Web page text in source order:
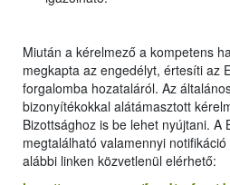
Miután a kérelmező a kompetens
megkapta az engedélyt, értesíti az
forgalomba hozataláról. Az
bizonyítékokkal alátámasztott
Bizottsághoz is be lehet nyújtani. A
megtalálható valamennyi
alábbi linken közvetlenül elérhető: